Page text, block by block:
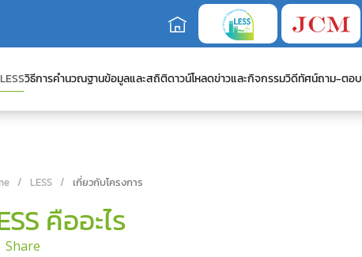
วิธีการคำนวณฐานข้อมูลและสถิติดาวน์โหลดข่าวและกิจกรรมวิดีทัศน์ถาม-ตอบ
LESS เกี่ยวกับโครงการ
คืออะไร
Share